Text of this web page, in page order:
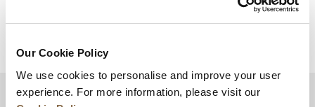
Our Cookie Policy
We use cookies to personalise and improve your user
experience. For more information, please visit our